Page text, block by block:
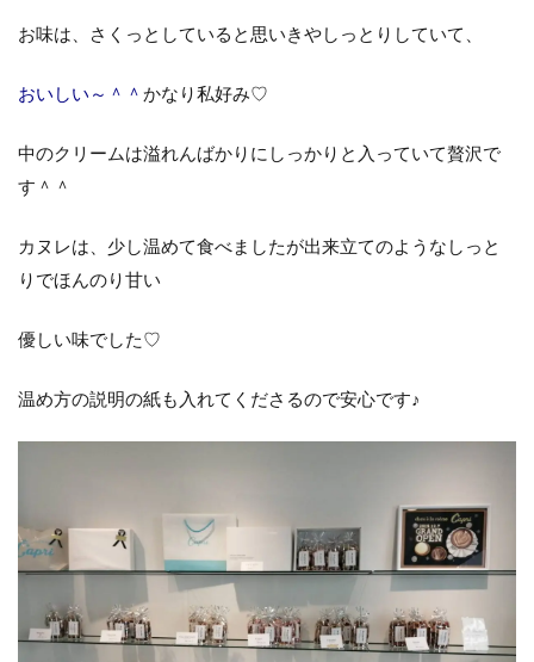
お味は、さくっとしていると思いきやしっとりしていて、
おいしい～＾＾ かなり私好み♡
中のクリームは溢れんばかりにしっかりと入っていて贅沢で
す＾＾
カヌレは、少し温めて食べましたが出来立てのようなしっと
りでほんのり甘い
優しい味でした♡
温め方の説明の紙も入れてくださるので安心です♪